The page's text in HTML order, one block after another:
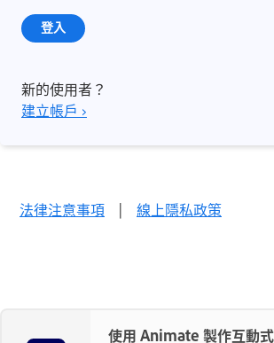
登入
新的使用者？
建立帳戶 ›
法律注意事項 | 線上隱私政策
使用 Animate 製作互動